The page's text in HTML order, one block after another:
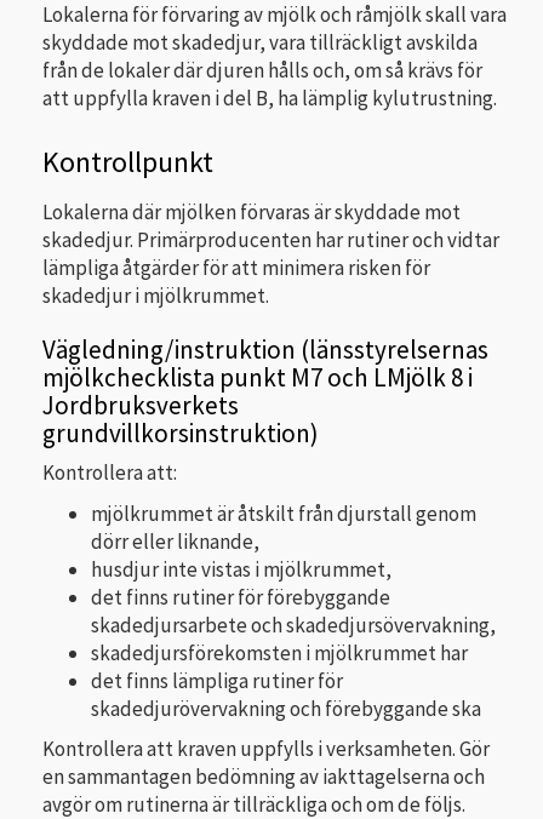
Lokalerna för förvaring av mjölk och råmjölk skall vara
skyddade mot skadedjur, vara tillräckligt avskilda
från de lokaler där djuren hålls och, om så krävs för
att uppfylla kraven i del B, ha lämplig kylutrustning.
Kontrollpunkt
Lokalerna där mjölken förvaras är skyddade mot
skadedjur. Primärproducenten har rutiner och vidtar
lämpliga åtgärder för att minimera risken för
skadedjur i mjölkrummet.
Vägledning/instruktion (länsstyrelsernas
mjölkchecklista punkt M7 och LMjölk 8 i
Jordbruksverkets
grundvillkorsinstruktion)
Kontrollera att:
mjölkrummet är åtskilt från djurstall genom
dörr eller liknande,
husdjur inte vistas i mjölkrummet,
det finns rutiner för förebyggande
skadedjursarbete och skadedjursövervakning,
skadedjursförekomsten i mjölkrummet har
det finns lämpliga rutiner för
skadedjurövervakning och förebyggande ska
Kontrollera att kraven uppfylls i verksamheten. Gör
en sammantagen bedömning av iakttagelserna och
avgör om rutinerna är tillräckliga och om de följs.